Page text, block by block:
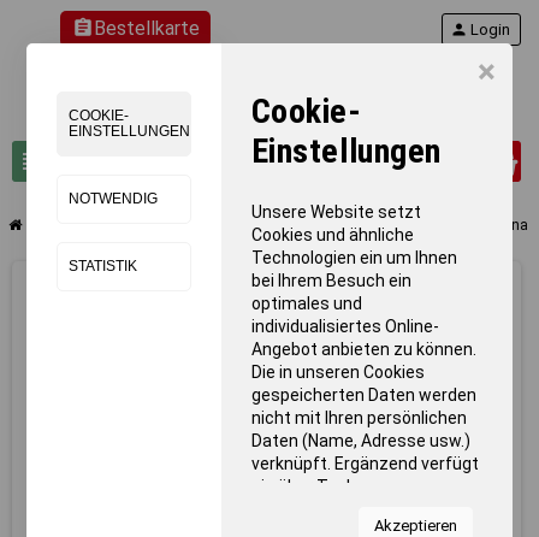
×
COOKIE-
EINSTELLUNGEN
NOTWENDIG
STATISTIK
Cookie-
Einstellungen
Unsere Website setzt
Cookies und ähnliche
Technologien ein um Ihnen
bei Ihrem Besuch ein
optimales und
individualisiertes Online-
Angebot anbieten zu können.
Die in unseren Cookies
gespeicherten Daten werden
nicht mit Ihren persönlichen
Daten (Name, Adresse usw.)
verknüpft. Ergänzend verfügt
sie über Tools von
Statistiken zur Nutzung
Akzeptieren
assignmentBestellkarte
view_headline search
person Login
Großraum Schließfachschrank, 12 Fächer, 4